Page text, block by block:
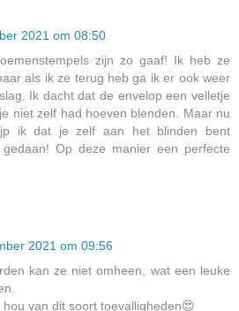
2021 om 08:50
zijn zo gaaf! Ik heb ze
als ik ze terug heb ga ik er ook weer
Ik dacht dat de envelop een velletje
niet zelf had hoeven blenden. Maar nu
ik dat je zelf aan het blinden bent
gedaan! Op deze manier een perfecte
2021 om 09:56
kan ze niet omheen, wat een leuke
van dit soort toevalligheden😍